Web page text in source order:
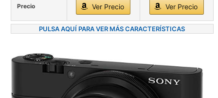
Precio Ver Precio Ver Precio
PULSA AQUÍ PARA VER MÁS CARACTERÍSTICAS